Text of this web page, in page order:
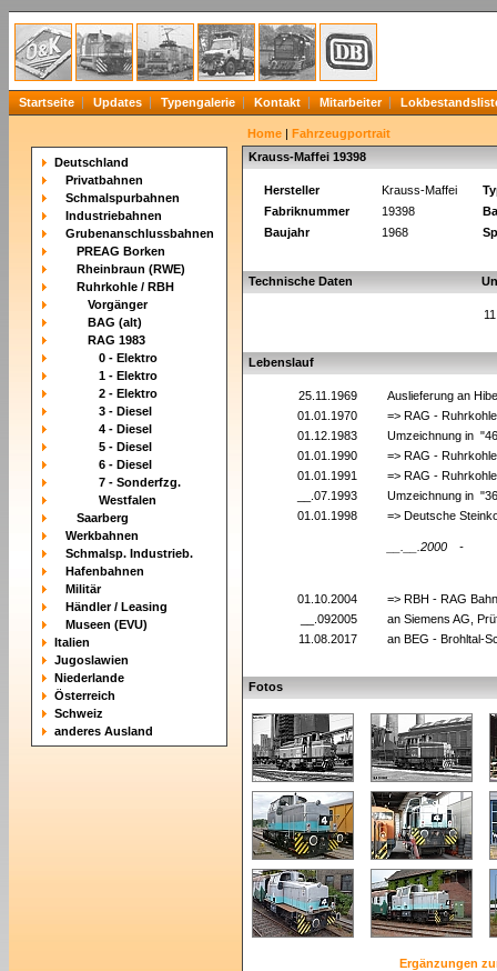
Startseite Updates Typengalerie Kontakt Mitarbeiter
Deutschland
Privatbahnen
Schmalspurbahnen
Industriebahnen
Grubenanschlussbahnen
PREAG Borken
Rheinbraun (RWE)
Ruhrkohle / RBH
Vorgänger
BAG (alt)
RAG 1983
0 - Elektro
1 - Elektro
2 - Elektro
3 - Diesel
4 - Diesel
5 - Diesel
6 - Diesel
7 - Sonderfzg.
Westfalen
Saarberg
Werkbahnen
Schmalsp. Industrieb.
Hafenbahnen
Militär
Händler / Leasing
Museen (EVU)
Italien
Jugoslawien
Niederlande
Österreich
Schweiz
anderes Ausland
Home | Fahrzeugportrait
Krauss-Maffei 19398
Hersteller Krauss-Maffei
Fabriknummer
19398
Baujahr
1968
Technische Daten
Lebenslauf
25.11.1969
Auslieferung an
01.01.1970
=> RAG -
01.12.1983
Umzeichnung in
01.01.1990
=> RAG -
01.01.1991
=> RAG -
__.07.1993
Umzeichnung in
01.01.1998
=> Deutsche
__.__.2000 -
01.10.2004
=> RBH - RAG
__.092005
an Siemens AG,
11.08.2017
an BEG - Brohltal-
Fotos
Ergänzungen